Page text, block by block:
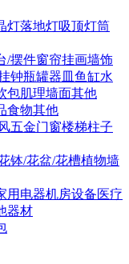
灯落地灯吸顶灯筒
/摆件窗帘挂画墙饰
钟瓶罐器皿 鱼缸水
包肌理墙面其他
食物其他
五金门窗楼梯柱子
钵/花盆/花槽植物墙
用电器机房设备医疗
器材